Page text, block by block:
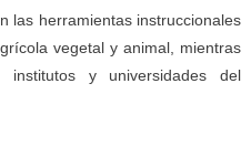
las herramientas instruccionales
vegetal y animal, mientras
institutos y universidades del